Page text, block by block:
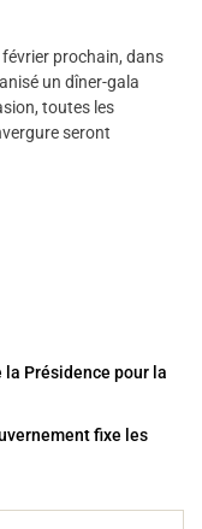
prochain, dans
un dîner-gala
toutes les
seront
la Présidence pour la
fixe les